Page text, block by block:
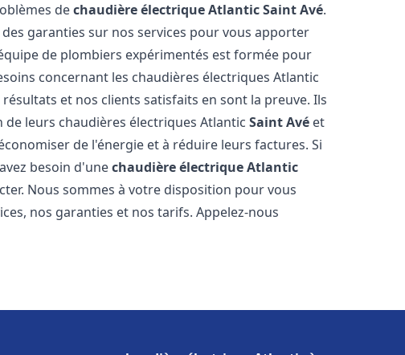
dechaudière électrique AtlanticSaint Avé.
garanties sur nos services pour vous apporter
de plombiers expérimentés est formée pour
concernant les chaudières électriques Atlantic
et nos clients satisfaits en sont la preuve. Ils
leurs chaudières électriques AtlanticSaint Avé et
de l'énergie et à réduire leurs factures. Si
besoin d'unechaudière électrique Atlantic
Nous sommes à votre disposition pour vous
nos garanties et nos tarifs. Appelez-nous